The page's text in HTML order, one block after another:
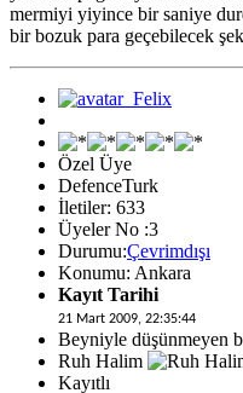
mermiyi yiyince bir saniye
bir bozuk para geçebilecek
Özel Üye
DefenceTurk
İletiler: 633
Üyeler No :3
Durumu:Çevrimdışı
Konumu: Ankara
Kayıt Tarihi
21 Mart 2009, 22:35:44
Beyniyle düşünmeyen
Ruh Halim
Kayıtlı